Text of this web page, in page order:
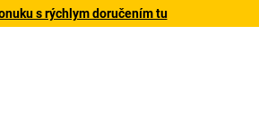
s rýchlym doručením tu